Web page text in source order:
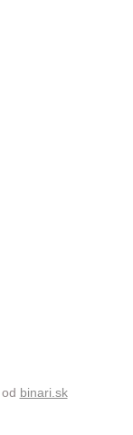
binari.sk